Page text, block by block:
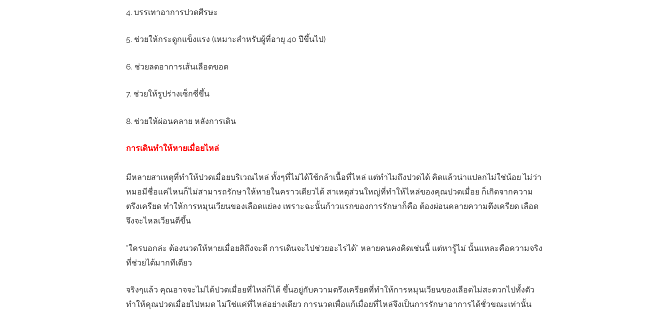
4. บรรเทาอาการปวดศีรษะ
5. ช่วยให้กระดูกแข็งแรง (เหมาะสำหรับผู้ที่อายุ 40 ปีขึ้นไป)
6. ช่วยลดอาการเส้นเลือดขอด
7. ช่วยให้รูปร่างเซ็กซี่ขึ้น
8. ช่วยให้ผ่อนคลาย หลังการเดิน
การเดินทำให้หายเมื่อยไหล่
มีหลายสาเหตุที่ทำให้ปวดเมื่อยบริเวณไหล่ ทั้งๆที่ไม่ได้ใช้กล้าเนื้อที่ไหล่ แต่ทำไมถึงปวดได้ คิดแล้วน่าแปลกไม่ใช่น้อย ไม่ว่า
หมอมีชื่อแค่ไหนก็ไม่สามารถรักษาให้หายในคราวเดียวได้ สาเหตุส่วนใหญ่ที่ทำให้ไหล่ของคุณปวดเมื่อย ก็เกิดจากความ
ตรึงเครียด ทำให้การหมุนเวียนของเลือดแย่ลง เพราะฉะนั้นก้าวแรกของการรักษาก็คือ ต้องผ่อนคลายความตึงเครียด เลือด
จึงจะไหลเวียนดีขึ้น
“ใครบอกล่ะ ต้องนวดให้หายเมื่อยสิถึงจะดี การเดินจะไปช่วยอะไรได้” หลายคนคงคิดเช่นนี้ แต่หารู้ไม่ นั้นแหละคือความจริง
ที่ช่วยได้มากทีเดียว
จริงๆแล้ว คุณอาจจะไม่ได้ปวดเมื่อยที่ไหล่ก็ได้ ขึ้นอยู่กับความตรึงเครียดที่ทำให้การหมุนเวียนของเลือดไม่สะดวกไปทั้งตัว
ทำให้คุณปวดเมื่อยไปหมด ไม่ใช่แค่ที่ไหล่อย่างเดียว การนวดเพื่อแก้เมื่อยที่ไหล่จึงเป็นการรักษาอาการได้ชั่วขณะเท่านั้น